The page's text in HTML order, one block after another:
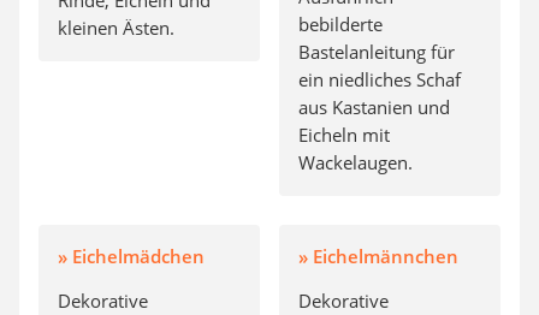
kleinen Ästen.
bebilderte
Bastelanleitung für
ein niedliches Schaf
aus Kastanien und
Eicheln mit
Wackelaugen.
» Eichelmädchen
Dekorative
» Eichelmännchen
Dekorative